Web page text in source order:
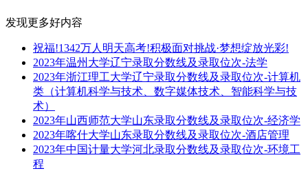
发现更多好内容
祝福!1342万人明天高考!积极面对挑战·梦想绽放光彩!
2023年温州大学辽宁录取分数线及录取位次-法学
2023年浙江理工大学辽宁录取分数线及录取位次-计算机
类（计算机科学与技术、数字媒体技术、智能科学与技
术）
2023年山西师范大学山东录取分数线及录取位次-经济学
2023年喀什大学山东录取分数线及录取位次-酒店管理
2023年中国计量大学河北录取分数线及录取位次-环境工
程